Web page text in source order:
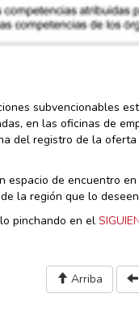
subvencionables
en las oficinas de
del registro de la
de encuentro
la región que lo
pinchando en el
Arriba